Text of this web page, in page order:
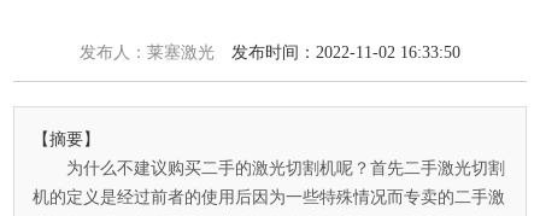
发布人：莱塞激光 发布时间：2022-11-02 16:33:50
【摘要】
为什么不建议购买二手的激光切割机呢？首先二手激光切割
机的定义是经过前者的使用后因为一些特殊情况而专卖的二手激